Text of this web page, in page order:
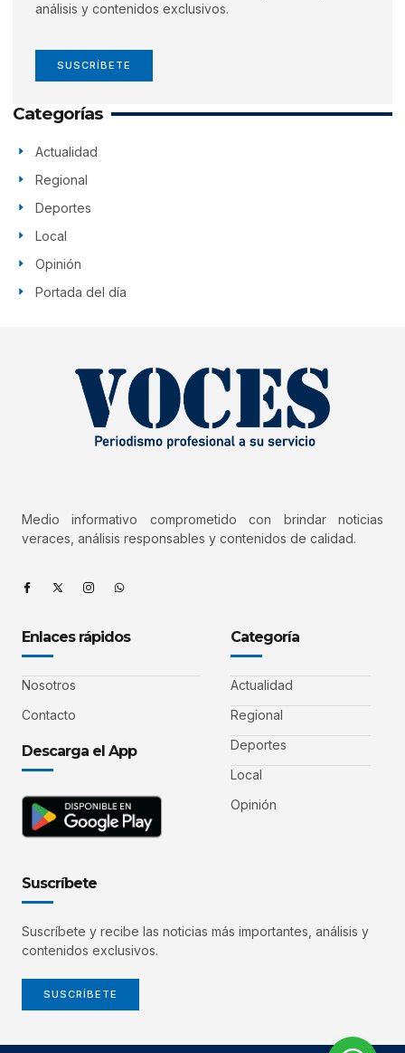
análisis y contenidos exclusivos.
SUSCRÍBETE
Categorías
Actualidad
Regional
Deportes
Local
Opinión
Portada del día
Medio informativo comprometido con brindar noticias
veraces, análisis responsables y contenidos de calidad.
Enlaces rápidos
Nosotros
Contacto
Descarga el App
Categoría
Actualidad
Regional
Deportes
Local
Opinión
Suscríbete
Suscríbete y recibe las noticias más importantes, análisis y
contenidos exclusivos.
SUSCRÍBETE